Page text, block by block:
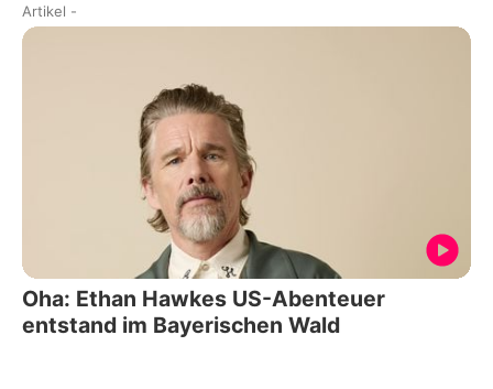
Artikel -
Oha: Ethan Hawkes US-Abenteuer
entstand im Bayerischen Wald